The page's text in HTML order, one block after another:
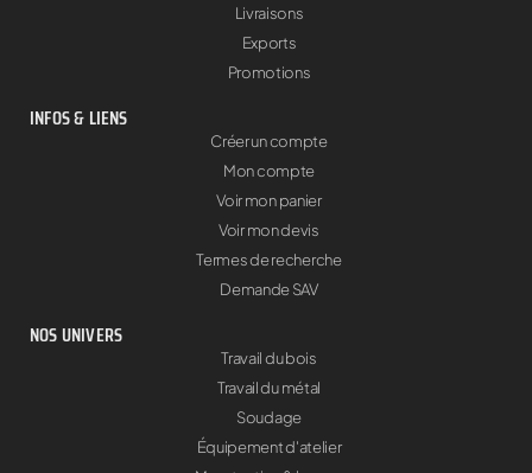
Livraisons
Exports
Promotions
INFOS & LIENS
Créer un compte
Mon compte
Voir mon panier
Voir mon devis
Termes de recherche
Demande SAV
NOS UNIVERS
Travail du bois
Travail du métal
Soudage
Équipement d'atelier